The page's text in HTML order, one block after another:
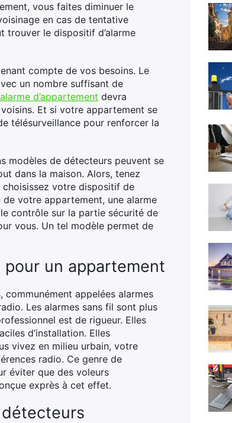
vous faites diminuer le
en cas de tentative
trouver le dispositif d’alarme
compte de vos besoins. Le
un nombre suffisant de
alarme d’appartement devra
Et si votre appartement se
télésurveillance pour renforcer la
modèles de détecteurs peuvent se
dans la maison. Alors, tenez
votre dispositif de
votre appartement, une alarme
contrôle sur la partie sécurité de
vous. Un tel modèle permet de
pour un appartement
communément appelées alarmes
Les alarmes sans fil sont plus
est de rigueur. Elles
d’installation. Elles
vivez en milieu urbain, votre
radio. Ce genre de
éviter que des voleurs
exprès à cet effet.
détecteurs